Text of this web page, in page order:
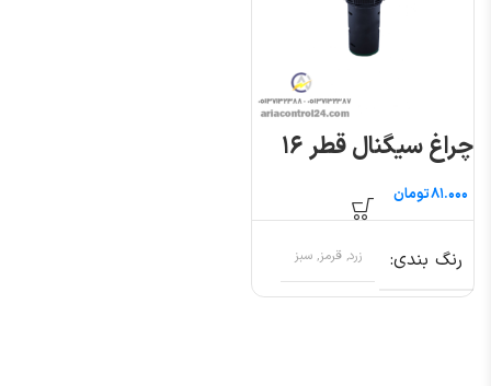
چراغ سیگنال قطر ۱۶
تومان
رنگ بندی زرد, قرمز, سبز